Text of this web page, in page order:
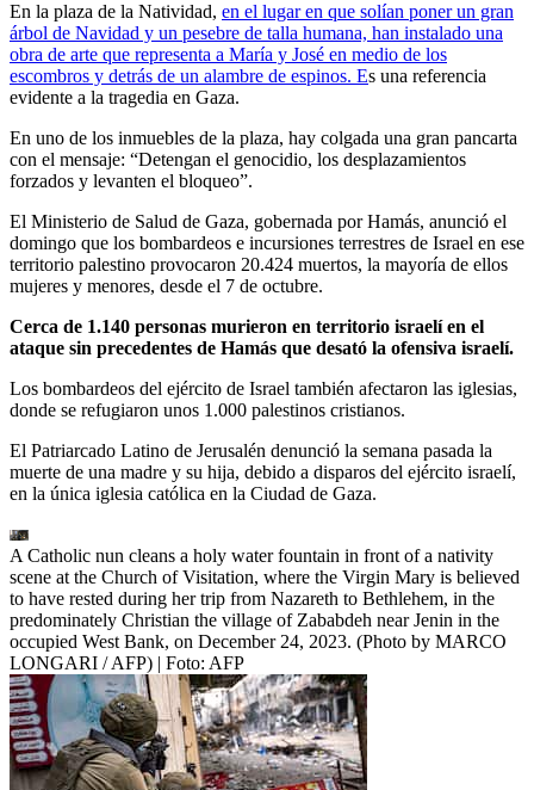
En la plaza de la Natividad, en el lugar en que solían poner un gran
árbol de Navidad y un pesebre de talla humana, han instalado una
obra de arte que representa a María y José en medio de los
escombros y detrás de un alambre de espinos. Es una referencia
evidente a la tragedia en Gaza.
En uno de los inmuebles de la plaza, hay colgada una gran pancarta
con el mensaje: “Detengan el genocidio, los desplazamientos
forzados y levanten el bloqueo”.
El Ministerio de Salud de Gaza, gobernada por Hamás, anunció el
domingo que los bombardeos e incursiones terrestres de Israel en ese
territorio palestino provocaron 20.424 muertos, la mayoría de ellos
mujeres y menores, desde el 7 de octubre.
Cerca de 1.140 personas murieron en territorio israelí en el
ataque sin precedentes de Hamás que desató la ofensiva israelí.
Los bombardeos del ejército de Israel también afectaron las iglesias,
donde se refugiaron unos 1.000 palestinos cristianos.
El Patriarcado Latino de Jerusalén denunció la semana pasada la
muerte de una madre y su hija, debido a disparos del ejército israelí,
en la única iglesia católica en la Ciudad de Gaza.
A Catholic nun cleans a holy water fountain in front of a nativity
scene at the Church of Visitation, where the Virgin Mary is believed
to have rested during her trip from Nazareth to Bethlehem, in the
predominately Christian the village of Zababdeh near Jenin in the
occupied West Bank, on December 24, 2023. (Photo by MARCO
LONGARI / AFP) | Foto: AFP